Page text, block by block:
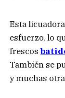
Esta
esfuerzo, lo
frescos
También se
y muchas